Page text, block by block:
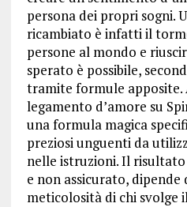
persona dei propri sogni.
ricambiato è infatti il
persone al mondo e
sperato è possibile,
tramite formule apposite.
legamento d’amore su
una formula magica
preziosi unguenti da
nelle istruzioni. Il
e non assicurato, dipende
meticolosità di chi svolge